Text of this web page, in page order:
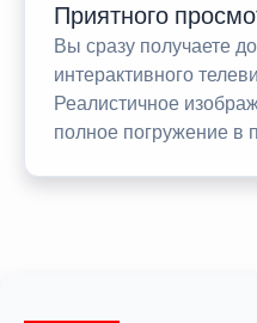
Приятного
Вы сразу получаете
интерактивного
Реалистичное
полное погружение в